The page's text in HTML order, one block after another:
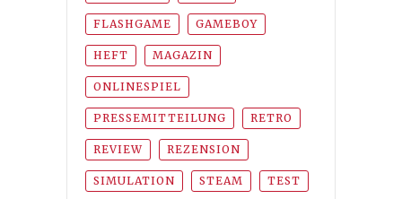
FLASHGAME GAMEBOY
HEFT MAGAZIN
ONLINESPIEL
PRESSEMITTEILUNG RETRO
REVIEW REZENSION
SIMULATION STEAM TEST